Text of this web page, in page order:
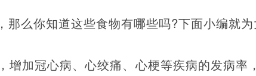
么你知道这些食物有哪些吗?下面小编就
加冠心病、心绞痛、心梗等疾病的发病率